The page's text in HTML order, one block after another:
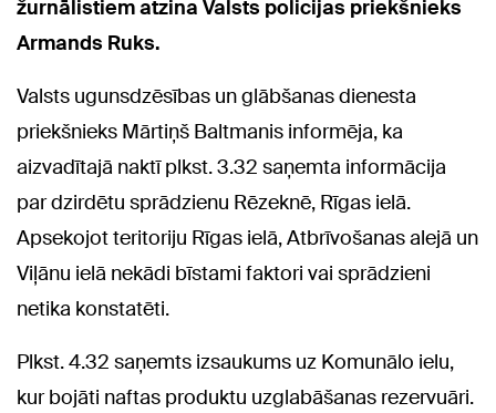
žurnālistiem atzina Valsts policijas priekšnieks
Armands Ruks.
Valsts ugunsdzēsības un glābšanas dienesta
priekšnieks Mārtiņš Baltmanis informēja, ka
aizvadītajā naktī plkst. 3.32 saņemta informācija
par dzirdētu sprādzienu Rēzeknē, Rīgas ielā.
Apsekojot teritoriju Rīgas ielā, Atbrīvošanas alejā un
Viļānu ielā nekādi bīstami faktori vai sprādzieni
netika konstatēti.
Plkst. 4.32 saņemts izsaukums uz Komunālo ielu,
kur bojāti naftas produktu uzglabāšanas rezervuāri.